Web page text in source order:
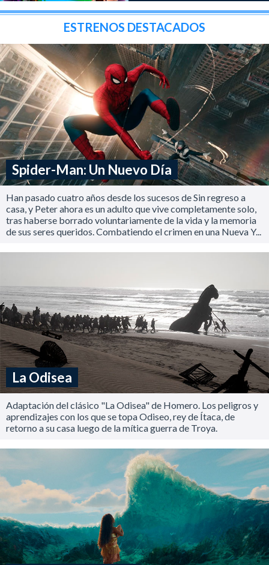
ESTRENOS DESTACADOS
Spider-Man: Un Nuevo Día
Han pasado cuatro años desde los sucesos de Sin regreso a
casa, y Peter ahora es un adulto que vive completamente solo,
tras haberse borrado voluntariamente de la vida y la memoria
de sus seres queridos. Combatiendo el crimen en una Nueva Y...
La Odisea
Adaptación del clásico "La Odisea" de Homero. Los peligros y
aprendizajes con los que se topa Odiseo, rey de Ítaca, de
retorno a su casa luego de la mítica guerra de Troya.